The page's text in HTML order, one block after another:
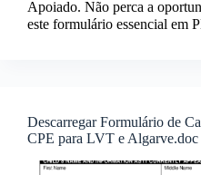
Apoiado. Não perca a
este formulário essencial em
Descarregar Formulário de
CPE para LVT e Algarve.doc